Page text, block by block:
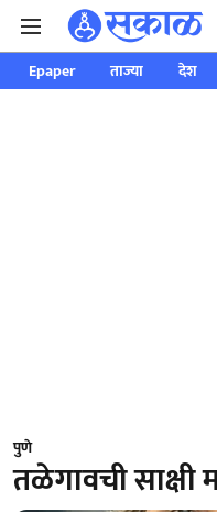
Epaper ताज्या देश
पुणे
तळेगावची